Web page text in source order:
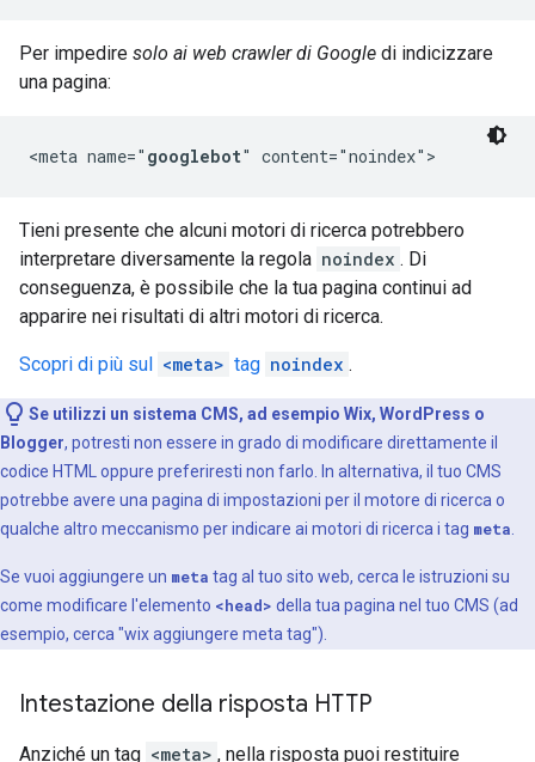
Per impedire solo ai web crawler di Google di indicizzare
una pagina:
<meta name=" googlebot" content="noindex">
Tieni presente che alcuni motori di ricerca potrebbero
interpretare diversamente la regola noindex . Di
conseguenza, è possibile che la tua pagina continui ad
apparire nei risultati di altri motori di ricerca.
Scopri di più sul <meta> tag noindex .
Se utilizzi un sistema CMS, ad esempio Wix, WordPress o
Blogger, potresti non essere in grado di modificare direttamente il
codice HTML oppure preferiresti non farlo. In alternativa, il tuo CMS
potrebbe avere una pagina di impostazioni per il motore di ricerca o
qualche altro meccanismo per indicare ai motori di ricerca i tag meta
Se vuoi aggiungere un meta tag al tuo sito web, cerca le istruzioni su
come modificare l'elemento <head> della tua pagina nel tuo CMS (ad
esempio, cerca "wix aggiungere meta tag").
Intestazione della risposta HTTP
Anziché un tag <meta> , nella risposta puoi restituire